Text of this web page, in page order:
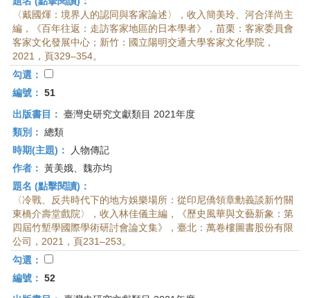
〈戴國煇：境界人的認同與客家論述〉，收入簡美玲、河合洋尚主
編，《百年往返：走訪客家地區的日本學者》，苗栗：客家委員會
客家文化發展中心；新竹：國立陽明交通大學客家文化學院，
2021，頁329–354。
勾選：
編號： 51
出版書目： 臺灣史研究文獻類目 2021年度
類別： 總類
時期(主題)：
人物傳記
作者： 黃美娥、魏亦均
題名 (點擊閱讀)：
〈冷戰、反共時代下的地方娛樂場所：從印尼僑領章勳義談新竹關
東橋介壽堂戲院〉，收入林佳儀主編，《歷史風華與文藝新象：第
四屆竹塹學國際學術研討會論文集》，臺北：萬卷樓圖書股份有限
公司，2021，頁231–253。
勾選：
編號： 52